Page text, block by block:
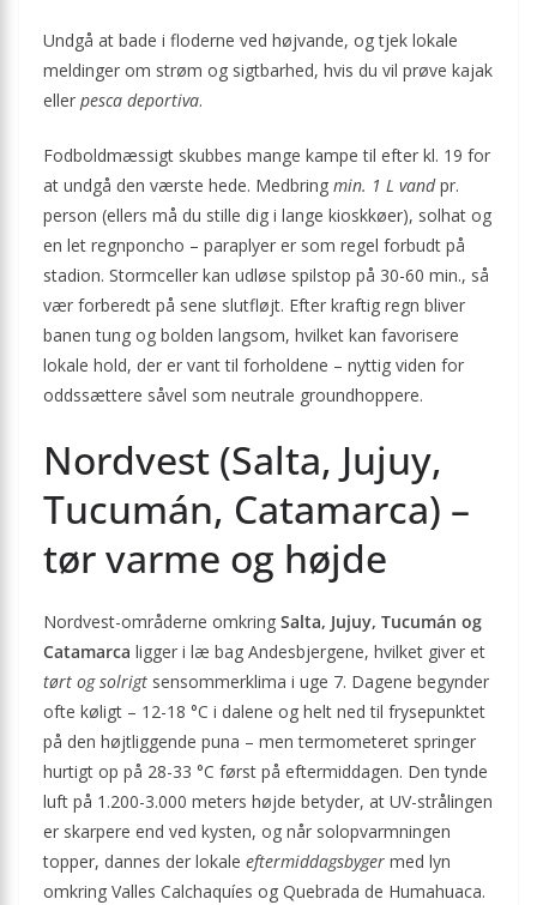
Undgå at bade i floderne ved højvande, og tjek lokale
meldinger om strøm og sigtbarhed, hvis du vil prøve kajak
eller pesca deportiva.
Fodboldmæssigt skubbes mange kampe til efter kl. 19 for
at undgå den værste hede. Medbring min. 1 L vandpr.
person (ellers må du stille dig i lange kioskkøer), solhat og
en let regn­poncho – paraplyer er som regel forbudt på
stadion. Storm­celler kan udløse spilstop på 30-60 min., så
vær forberedt på sene slutfløjt. Efter kraftig regn bliver
banen tung og bolden langsom, hvilket kan favorisere
lokale hold, der er vant til forholdene – nyttig viden for
oddssættere såvel som neutrale ground­hoppere.
Nordvest (Salta, Jujuy,
Tucumán, Catamarca) –
tør varme og højde
Nordvest-områderne omkring Salta, Jujuy, Tucumán og
Catamarca ligger i læ bag Andesbjergene, hvilket giver et
tørt og solrigt sensommerklima i uge 7. Dagene begynder
ofte køligt – 12-18 °C i dalene og helt ned til frysepunktet
på den højtliggende puna – men termometeret springer
hurtigt op på 28-33 °C først på eftermiddagen. Den tynde
luft på 1.200-3.000 meters højde betyder, at UV-strålingen
er skarpere end ved kysten, og når solopvarmningen
topper, dannes der lokale eftermiddagsbyger med lyn
omkring Valles Calchaquíes og Quebrada de Humahuaca.